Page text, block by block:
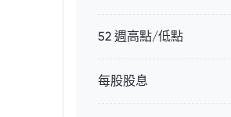
52 週高點/低點
每股股息